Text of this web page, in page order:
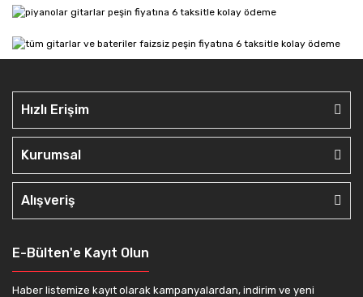
Hızlı Erişim
Kurumsal
Alışveriş
E-Bülten'e Kayıt Olun
Haber listemize kayıt olarak kampanyalardan, indirim ve yeni